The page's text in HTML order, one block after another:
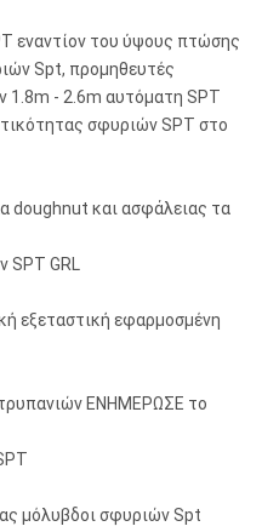
εναντίον του ύψους πτώσης
Spt, προμηθευτές
1.8m - 2.6m αυτόματη SPT
σφυριών SPT στο
doughnut και ασφάλειας τα
SPT GRL
εξεταστική εφαρμοσμένη
ΕΝΗΜΕΡΩΣΕ το
μόλυβδοι σφυριών Spt